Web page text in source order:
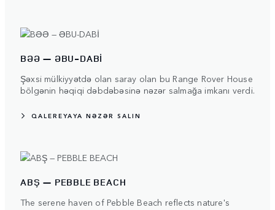
BƏƏ — ƏBU-DABİ
Şəxsi mülkiyyətdə olan saray olan bu Range Rover House
bölgənin həqiqi dəbdəbəsinə nəzər salmağa imkanı verdi.
QALEREYAYA NƏZƏR SALIN
ABŞ — PEBBLE BEACH
The serene haven of Pebble Beach reflects nature's